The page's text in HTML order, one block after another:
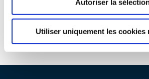
Autoriser la
Utiliser uniquement les cookies
Espace d'orientation référent des métiers